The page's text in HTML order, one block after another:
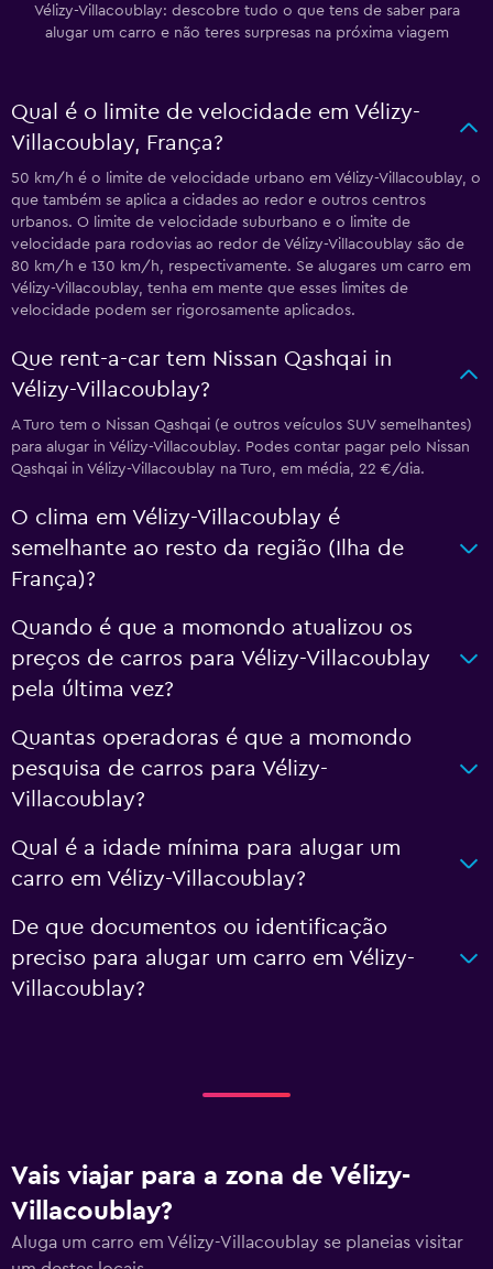
Vélizy-Villacoublay: descobre tudo o que tens de saber para
alugar um carro e não teres surpresas na próxima viagem
Qual é o limite de velocidade em Vélizy-
Villacoublay, França?
50 km/h é o limite de velocidade urbano em Vélizy-Villacoublay, o
que também se aplica a cidades ao redor e outros centros
urbanos. O limite de velocidade suburbano e o limite de
velocidade para rodovias ao redor de Vélizy-Villacoublay são de
80 km/h e 130 km/h, respectivamente. Se alugares um carro em
Vélizy-Villacoublay, tenha em mente que esses limites de
velocidade podem ser rigorosamente aplicados.
Que rent-a-car tem Nissan Qashqai in
Vélizy-Villacoublay?
A Turo tem o Nissan Qashqai (e outros veículos SUV semelhantes)
para alugar in Vélizy-Villacoublay. Podes contar pagar pelo Nissan
Qashqai in Vélizy-Villacoublay na Turo, em média, 22 €/dia.
O clima em Vélizy-Villacoublay é
semelhante ao resto da região (Ilha de
França)?
Quando é que a momondo atualizou os
preços de carros para Vélizy-Villacoublay
pela última vez?
Quantas operadoras é que a momondo
pesquisa de carros para Vélizy-
Villacoublay?
Qual é a idade mínima para alugar um
carro em Vélizy-Villacoublay?
De que documentos ou identificação
preciso para alugar um carro em Vélizy-
Villacoublay?
Vais viajar para a zona de Vélizy-
Villacoublay?
Aluga um carro em Vélizy-Villacoublay se planeias visitar